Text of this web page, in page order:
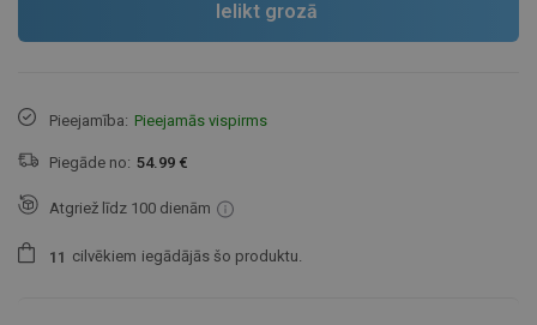
Ielikt grozā
Pieejamība: Pieejamās vispirms
Piegāde no: 54.99 €
Atgriež līdz 100 dienām
1 1 cilvēkiem iegādājās šo produktu.